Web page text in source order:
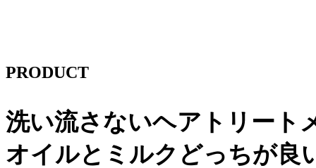
PRODUCT
洗い流さないヘアトリート
オイルとミルクどっちが良